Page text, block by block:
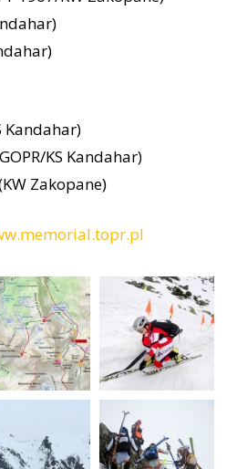
Kandahar)
KS Kandahar)
Zakopane)